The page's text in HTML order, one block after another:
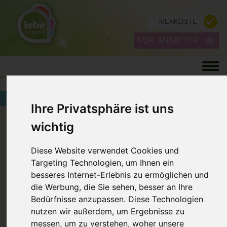
Ihre Privatsphäre ist uns
wichtig
Diese Website verwendet Cookies und
Targeting Technologien, um Ihnen ein
besseres Internet-Erlebnis zu ermöglichen und
die Werbung, die Sie sehen, besser an Ihre
Bedürfnisse anzupassen. Diese Technologien
nutzen wir außerdem, um Ergebnisse zu
messen, um zu verstehen, woher unsere
MERKLISTE
LEBENSRÄUME & NATURKRAFT